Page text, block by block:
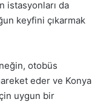
istasyonları da
keyfini çıkarmak
otobüs
eder ve Konya
uygun bir